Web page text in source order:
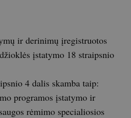
ir derinimų įregistruotos
įstatymo 18 straipsnio
4 dalis skamba taip:
programos įstatymo ir
rėmimo specialiosios